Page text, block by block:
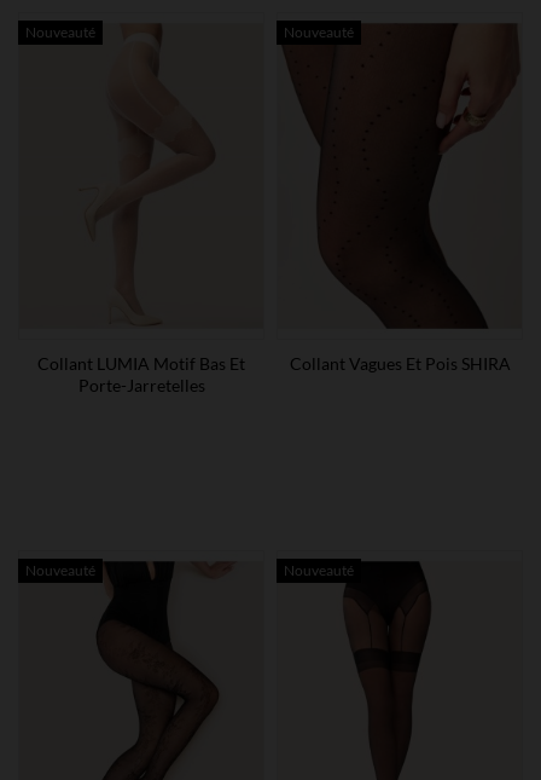
Collant LUMIA Motif Bas Et
Porte-Jarretelles
Nouveauté
Collant Vagues Et Pois SHIRA
Nouveauté
Nouveauté Nouveauté